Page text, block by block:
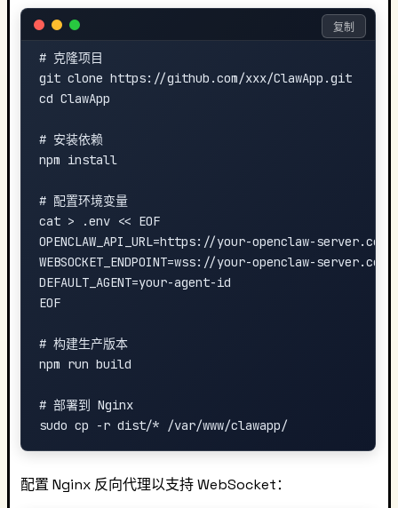
# 克隆项目
git clone https://github.com/xxx/ClawApp.git
cd ClawApp
# 安装依赖
npm install
# 配置环境变量
cat > .env << EOF
OPENCLAW_API_URL=https://your-openclaw-server.com
WEBSOCKET_ENDPOINT=wss://your-openclaw-server.com/
DEFAULT_AGENT=your-agent-id
EOF
# 构建生产版本
npm run build
# 部署到 Nginx
复制
配置 Nginx 反向代理以支持 WebSocket：